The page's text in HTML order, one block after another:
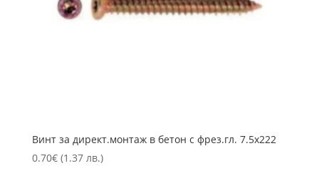
Винт за директ.монтаж в бетон с фрез.гл. 7.5х222
0.70€ (1.37 лв.)